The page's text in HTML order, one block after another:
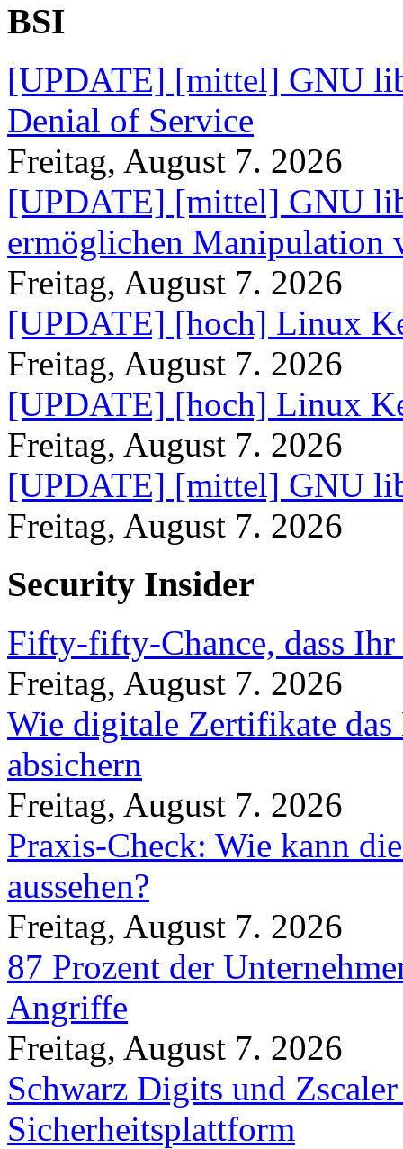
BSI
[UPDATE] [mittel] GNU
Denial of Service
Freitag, August 7. 2026
[UPDATE] [mittel] GNU
ermöglichen Manipulation
Freitag, August 7. 2026
[UPDATE] [hoch] Linux
Freitag, August 7. 2026
[UPDATE] [hoch] Linux
Freitag, August 7. 2026
[UPDATE] [mittel] GNU
Freitag, August 7. 2026
Security Insider
Fifty-fifty-Chance, dass
Freitag, August 7. 2026
Wie digitale Zertifikate
absichern
Freitag, August 7. 2026
Praxis-Check: Wie kann
aussehen?
Freitag, August 7. 2026
87 Prozent der
Angriffe
Freitag, August 7. 2026
Schwarz Digits und
Sicherheitsplattform